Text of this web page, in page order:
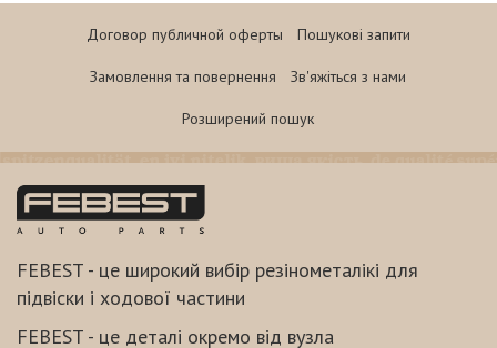
Договор публичной оферты Пошукові запити
Замовлення та повернення Зв'яжіться з нами
Розширений пошук
FEBEST - це широкий вибір резінометалікі для
підвіски і ходової частини
FEBEST - це деталі окремо від вузла